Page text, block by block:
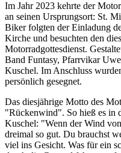
Im Jahr 2023 kehrte der
an seinen Ursprungsort: St.
Biker folgten der Einladung
Kirche und besuchten den
Motorradgottesdienst.
Band Funtasy, Pfarrvikar
Kuschel. Im Anschluss
persönlich gesegnet.
Das diesjährige Motto des
"Rückenwind". So hieß es in
Kuschel: "Wenn der Wind
dreimal so gut. Du brauchst
viel ins Gesicht. Was für ein